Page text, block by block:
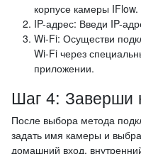
корпусе камеры IFlow.
IP-адрес: Введи IP-
Wi-Fi: Осуществи
Wi-Fi через
приложении.
Шаг 4: Заверши
После выбора метода
задать имя камеры и
домашний вход,